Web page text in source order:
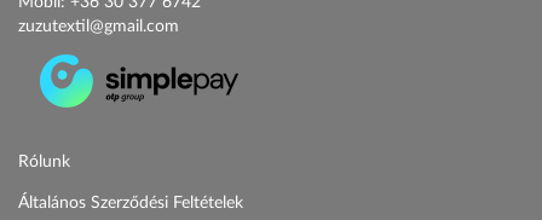
zuzutextil@gmail.com
Rólunk
Általános Szerződési Feltételek